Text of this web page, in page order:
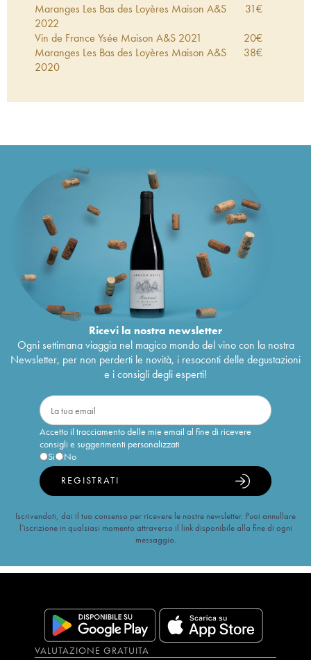
Maranges Les Bas des Loyères Maison A&S
2022
31€
Vin de France Ysée Maison A&S 2021 20€
Maranges Les Bas des Loyères Maison A&S
2020
38€
Ricevi la nostra newsletter
Ogni settimana viaggia nel magico mondo del vino con la nostra
Newsletter, per non perderti le novità, i resoconti delle degustazioni
e i consigli degli esperti!
Accetto il tracciamento delle mie email al fine di ricevere
consigli e suggerimenti personalizzati
Sì
No
REGISTRATI
Iscrivendoti, dai il tuo consenso per ricevere le nostre newsletter. Puoi annullare
l’iscrizione in qualsiasi momento attraverso il link disponibile alla fine di ogni
messaggio.
VALUTAZIONE GRATUITA